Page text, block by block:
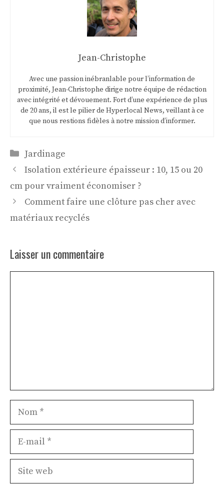
Jean-Christophe
Avec une passion inébranlable pour l’information de
proximité, Jean-Christophe dirige notre équipe de rédaction
avec intégrité et dévouement. Fort d’une expérience de plus
de 20 ans, il est le pilier de Hyperlocal News, veillant à ce
que nous restions fidèles à notre mission d’informer.
Catégories
Jardinage
Isolation extérieure épaisseur : 10, 15 ou 20
cm pour vraiment économiser ?
Comment faire une clôture pas cher avec
matériaux recyclés
Laisser un commentaire
Nom
Site